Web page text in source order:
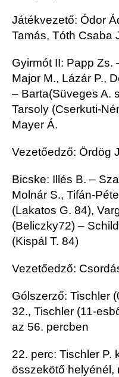
Játékvezető: Ódor
Tamás, Tóth Csaba
GyirmótII: Papp Zs.
Major M., Lázár P.,
– Barta(Süveges A.
Tarsoly (Cserkuti-
Mayer Á.
Vezetőedző: Ördög
Bicske: Illés B. –
Molnár S., Tifán-
(Lakatos G. 84),
(Beliczky72) –
(Kispál T. 84)
Vezetőedző:
Gólszerző: Tischler
32., Tischler (11-
az 56. percben
22. perc: Tischler P.
összekötő helyénél,